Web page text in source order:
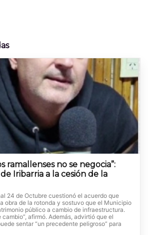
ramallenses no se negocia”:
Iribarria a la cesión de la
24 de Octubre cuestionó el acuerdo que
obra de la rotonda y sostuvo que el Municipio
público a cambio de infraestructura.
cambio”, afirmó. Además, advirtió que el
sentar “un precedente peligroso” para